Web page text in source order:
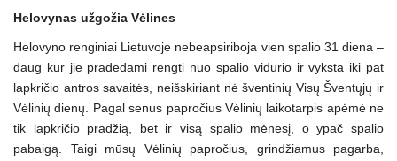
Helovynas užgožia Vėlines
Helovyno renginiai Lietuvoje nebeapsiriboja vien spalio 31 diena –
daug kur jie pradedami rengti nuo spalio vidurio ir vyksta iki pat
lapkričio antros savaitės, neišskiriant nė šventinių Visų Šventųjų ir
Vėlinių dienų. Pagal senus papročius Vėlinių laikotarpis apėmė ne
tik lapkričio pradžią, bet ir visą spalio mėnesį, o ypač spalio
pabaigą. Taigi mūsų Vėlinių papročius, grindžiamus pagarba,